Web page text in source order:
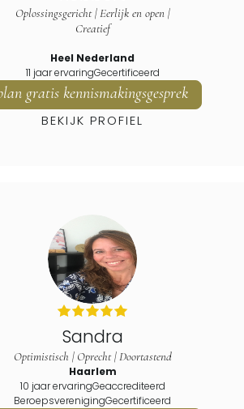
Oplossingsgericht | Eerlijk en open |
Creatief
Heel Nederland
11 jaar ervaringGecertificeerd
gratis kennismakingsgesprek
BEKIJK PROFIEL
Sandra
Optimistisch | Oprecht | Doortastend
Haarlem
10 jaar ervaringGeaccrediteerd
BeroepsverenigingGecertificeerd